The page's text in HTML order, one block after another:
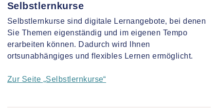
Selbstlernkurse
Selbstlernkurse sind digitale Lernangebote, bei denen
Sie Themen eigenständig und im eigenen Tempo
erarbeiten können. Dadurch wird Ihnen
ortsunabhängiges und flexibles Lernen ermöglicht.
Zur Seite „Selbstlernkurse“